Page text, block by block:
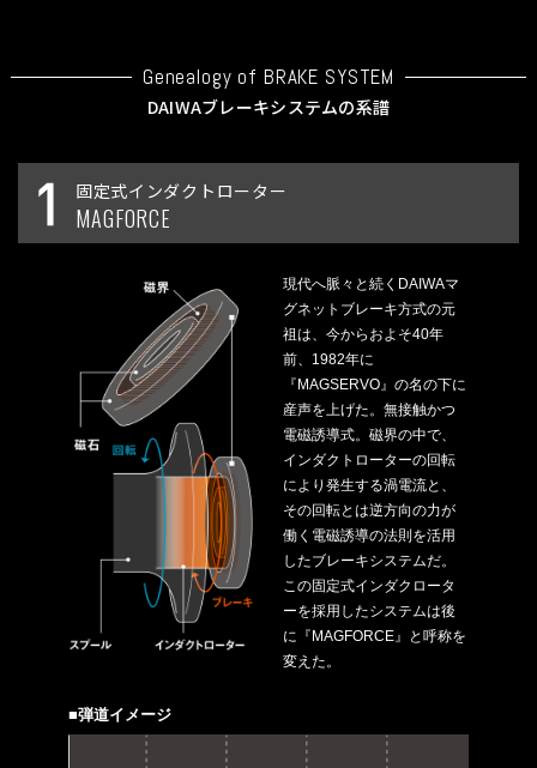
Genealogy of BRAKE SYSTEM
DAIWAブレーキシステムの系譜
固定式インダクトローター
MAGFORCE
現代へ脈々と続くDAIWAマ
グネットブレーキ方式の元
祖は、今からおよそ40年
前、1982年に
『MAGSERVO』の名の下に
産声を上げた。無接触かつ
電磁誘導式。磁界の中で、
インダクトローターの回転
により発生する渦電流と、
その回転とは逆方向の力が
働く電磁誘導の法則を活用
したブレーキシステムだ。
この固定式インダクロータ
ーを採用したシステムは後
に『MAGFORCE』と呼称を
変えた。
■弾道イメージ